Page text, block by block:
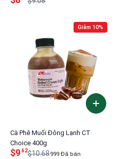
Giảm 10%
Cà Phê Muối Đông Lạnh CT
Choice 400g
$962$10.68999 Đã bán